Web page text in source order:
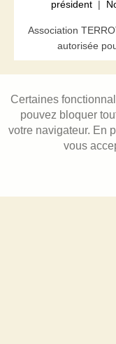
président |
Association
autorisée
Certaines
pouvez bloquer
votre navigateur. En
vous